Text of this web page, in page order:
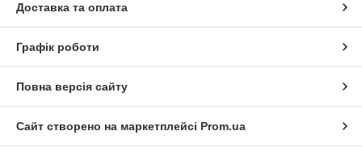
Доставка та оплата
Графік роботи
Повна версія сайту
Сайт створено на маркетплейсі Prom.ua